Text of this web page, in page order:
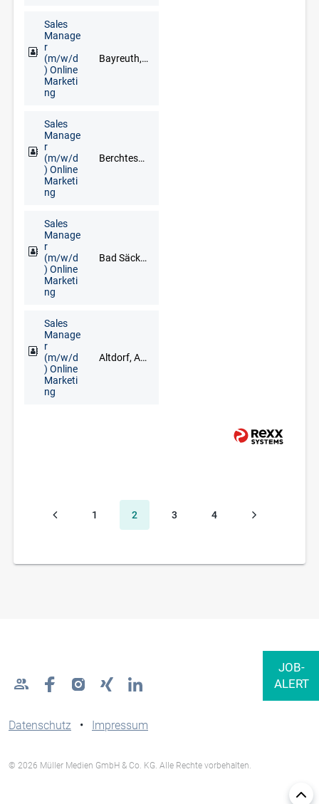
Sales
Manage
r
(m/w/d
) Online
Marketi
ng
Bayreuth, Deggendorf, Dresden, Düsseldorf, Erfurt, Frankfurt am Main, Freiburg im Breisgau, Fuldabrück, Leipzig, München, Nürnberg, Regensburg, Stuttgart, Würzburg
Sales
Manage
r
(m/w/d
) Online
Marketi
ng
Berchtesgaden, Eichstätt, Garmisch-Partenkirchen, Ingolstadt, München, Rosenheim, Traunstein, Weilheim in Oberbayern
Sales
Manage
r
(m/w/d
) Online
Marketi
ng
Bad Säckingen, Freiburg im Breisgau, Lörrach, Waldshut-Tiengen
Sales
Manage
r
(m/w/d
) Online
Marketi
ng
Altdorf, Ansbach, Bad Windsheim, Erlangen, Fürth, Neustadt an der Aisch, Nürnberg, Treuchtlingen, Uffenheim
1 2 3 4
Datenschutz • Impressum
© 2026 Müller Medien GmbH & Co. KG. Alle Rechte vorbehalten.